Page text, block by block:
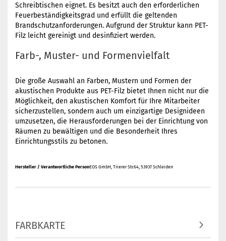
Schreibtischen eignet. Es besitzt auch den erforderlichen
Feuerbeständigkeitsgrad und erfüllt die geltenden
Brandschutzanforderungen. Aufgrund der Struktur kann PET-
Filz leicht gereinigt und desinfiziert werden.
Farb-, Muster- und Formenvielfalt
Die große Auswahl an Farben, Mustern und Formen der
akustischen Produkte aus PET-Filz bietet Ihnen nicht nur die
Möglichkeit, den akustischen Komfort für Ihre Mitarbeiter
sicherzustellen, sondern auch um einzigartige Designideen
umzusetzen, die Herausforderungen bei der Einrichtung von
Räumen zu bewältigen und die Besonderheit Ihres
Einrichtungsstils zu betonen.
Hersteller / Verantwortliche PersonEOS GmbH, Trierer Str.64, 53937 Schleiden
FARBKARTE